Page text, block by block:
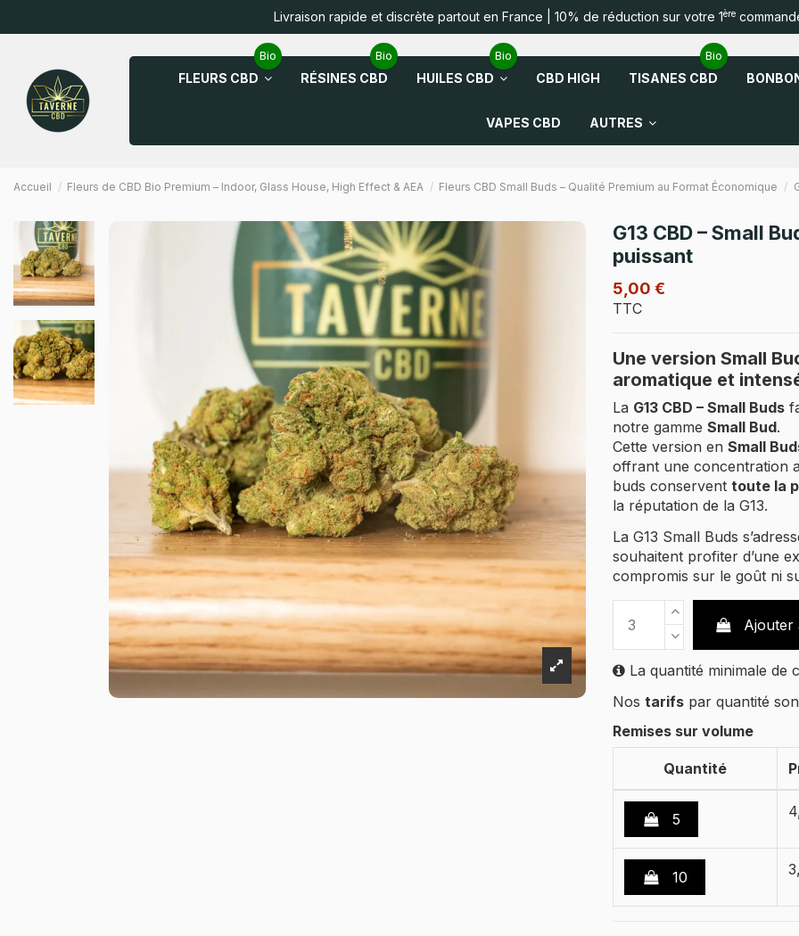
Livraison rapide et discrète partout en France | 10% de réduction sur votre 1ère
FLEURS CBD
Bio
RÉSINES CBD
Bio
HUILES CBD
Bio
CBD HIGH TISANES CBD
Bio
VAPES CBD AUTRES
Accueil Fleurs de CBD Bio Premium – Indoor, Glass House, High Effect & AEA Fleurs CBD Small Buds – Qualité Premium au Format Économique
G13 CBD – Small
puissant
5,00 €
TTC
Une version Small
aromatique et
La G13 CBD – Small Buds
notre gamme Small Bud.
Cette version en Small
offrant une concentration
buds conservent toute la
la réputation de la G13.
La G13 Small Buds
souhaitent profiter d’une
compromis sur le goût ni
Ajouter
La quantité minimale de
Nos tarifs par quantité
Remises sur volume
Quantité
5
10